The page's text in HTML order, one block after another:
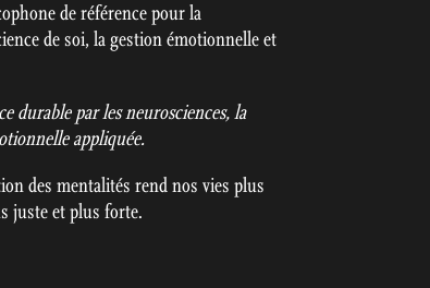
de référence pour la
de soi, la gestion émotionnelle et
durable par les neurosciences, la
appliquée.
des mentalités rend nos vies plus
juste et plus forte.